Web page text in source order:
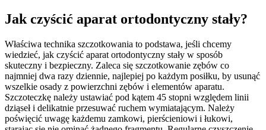
Jak czyścić aparat ortodontyczny stały?
Właściwa technika szczotkowania to podstawa, jeśli chcemy
wiedzieć, jak czyścić aparat ortodontyczny stały w sposób
skuteczny i bezpieczny. Zaleca się szczotkowanie zębów co
najmniej dwa razy dziennie, najlepiej po każdym posiłku, by usunąć
wszelkie osady z powierzchni zębów i elementów aparatu.
Szczoteczkę należy ustawiać pod kątem 45 stopni względem linii
dziąseł i delikatnie przesuwać ruchem wymiatającym. Należy
poświęcić uwagę każdemu zamkowi, pierścieniowi i łukowi,